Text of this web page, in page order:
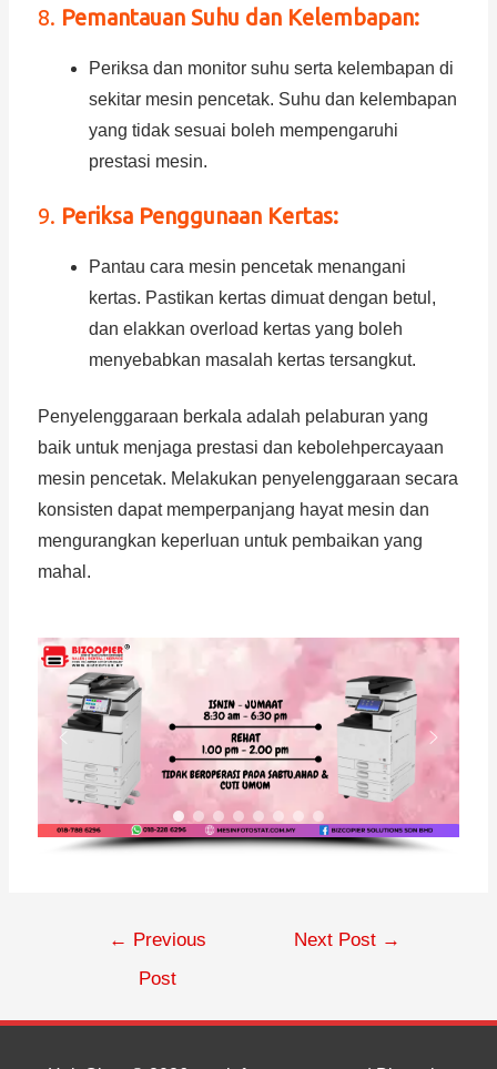
8. Pemantauan Suhu dan Kelembapan:
Periksa dan monitor suhu serta kelembapan di
sekitar mesin pencetak. Suhu dan kelembapan
yang tidak sesuai boleh mempengaruhi
prestasi mesin.
9. Periksa Penggunaan Kertas:
Pantau cara mesin pencetak menangani
kertas. Pastikan kertas dimuat dengan betul,
dan elakkan overload kertas yang boleh
menyebabkan masalah kertas tersangkut.
Penyelenggaraan berkala adalah pelaburan yang
baik untuk menjaga prestasi dan kebolehpercayaan
mesin pencetak. Melakukan penyelenggaraan secara
konsisten dapat memperpanjang hayat mesin dan
mengurangkan keperluan untuk pembaikan yang
mahal.
← Previous
Post
Next Post →